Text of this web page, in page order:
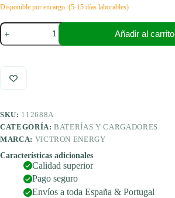
Disponible por encargo. (5-15 días laborables)
Victron
Energy
Orion-
Smart
12/12-
30
aislado
cantidad
Añadir al carrito
SKU: 112688A
CATEGORÍA:BATERÍAS Y CARGADORES
MARCA: VICTRON ENERGY
Características adicionales
Calidad superior
Pago seguro
Envíos a toda España & Portugal